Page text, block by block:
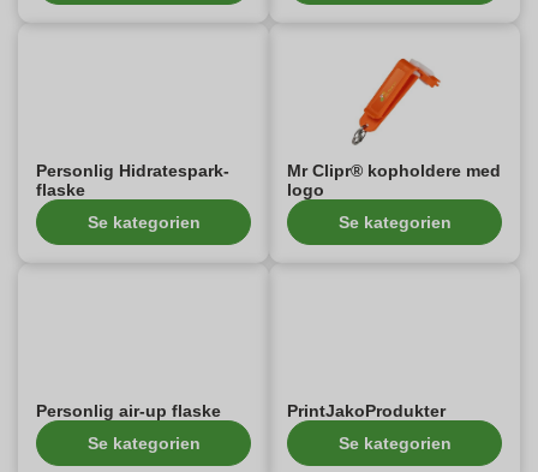
Personlig Hidratespark-
flaske
Se kategorien
Mr Clipr® kopholdere med
logo
Se kategorien
Personlig air-up flaske
Se kategorien
PrintJakoProdukter
Se kategorien